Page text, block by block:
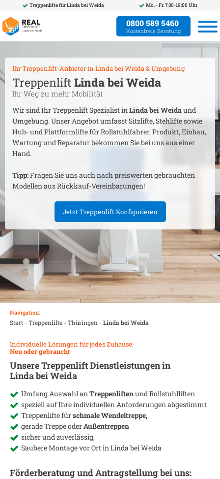
Treppenlifte fürLinda bei Weida Mo. - Fr. 7:30-19:00 Uhr
0800 589 5460
Kostenfreie Beratung
Ihr Treppenlift-Anbieter in Linda bei Weida& Umgebung
Treppenlift Linda bei Weida
Ihr Weg zu mehr Mobilität
Wir sind Ihr Treppenlift Spezialist inLinda bei Weidaund
Umgebung. Unser Angebot umfasst Sitzlifte, Stehlifte sowie
Hub- und Plattformlifte für Rollstuhlfahrer. Produkt, Einbau,
Wartung und Reparatur bekommen Sie bei uns aus einer
Hand.
Tipp:Fragen Sie uns auch nach preiswerten gebrauchten
Modellen aus Rückkauf-Vereinbarungen!
Jetzt Treppenlift Konfigurieren
Navigation:
Start- Treppenlifte- Thüringen - Linda bei Weida
Individuelle Lösungen für jedes Zuhause:
Neu oder gebraucht
Unsere Treppenlift Dienstleistungen in
Linda bei Weida
Umfang Auswahl anTreppenliftenund Rollstuhlliften
speziell auf Ihre individuellen Anforderungen abgestimmt
Treppenlifte fürschmale Wendeltreppe,
gerade Treppe oderAußentreppen
sicher und zuverlässig,
Saubere Montage vor Ort inLinda bei Weida
Förderberatung und Antragstellung bei uns: